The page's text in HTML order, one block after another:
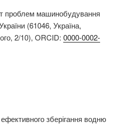
проблем машинобудування
(61046, Україна,
2/10), ORCID: 0000-0002-
зберігання водню